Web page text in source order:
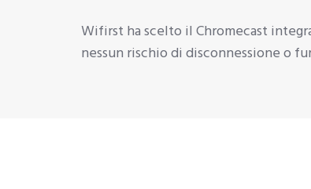
Wifirst ha scelto il Chromecast
nessun rischio di disconnessione o